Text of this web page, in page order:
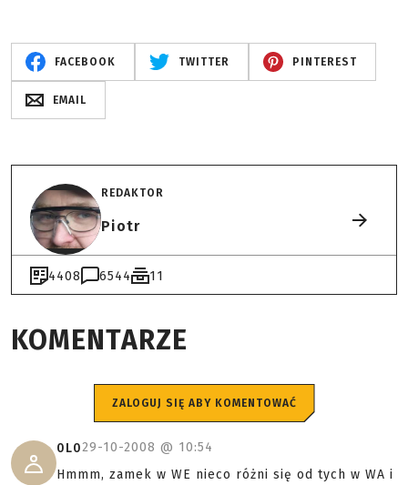
FACEBOOK TWITTER PINTEREST
EMAIL
REDAKTOR
Piotr
4408 6544 11
KOMENTARZE
ZALOGUJ SIĘ ABY KOMENTOWAĆ
0L029-10-2008 @ 10:54
Hmmm, zamek w WE nieco różni się od tych w WA i